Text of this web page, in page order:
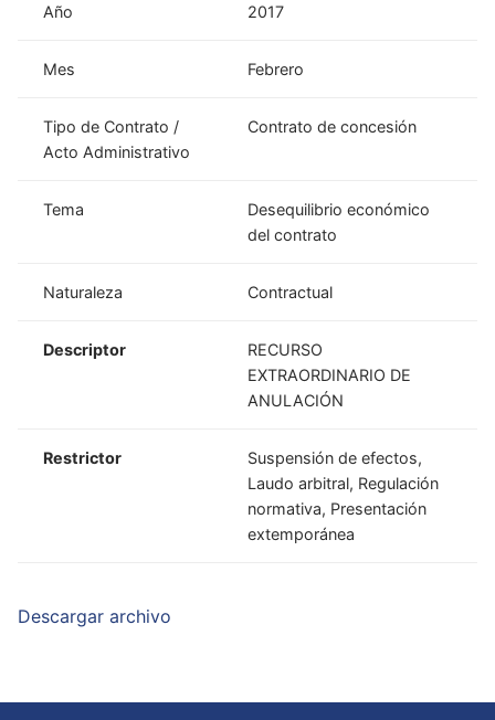
Año 2017
Mes Febrero
Tipo de Contrato /
Acto Administrativo
Contrato de concesión
Tema
Desequilibrio económico
del contrato
Naturaleza Contractual
Descriptor
RECURSO
EXTRAORDINARIO DE
ANULACIÓN
Restrictor
Suspensión de efectos,
Laudo arbitral, Regulación
normativa, Presentación
extemporánea
Descargar archivo